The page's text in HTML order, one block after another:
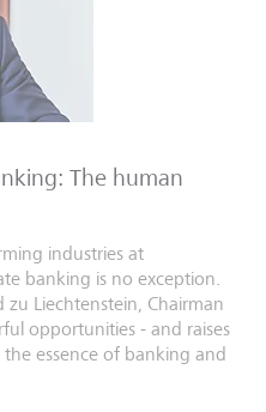
The human
industries at
banking is no exception.
zu Liechtenstein, Chairman
opportunities - and raises
essence of banking and